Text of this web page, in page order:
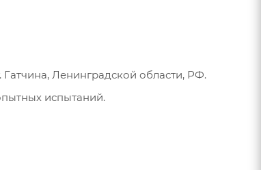
Ленинградской области, РФ.
испытаний.